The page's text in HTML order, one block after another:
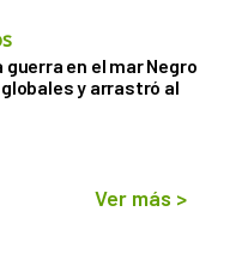
en el mar Negro
y arrastró al
Ver más >